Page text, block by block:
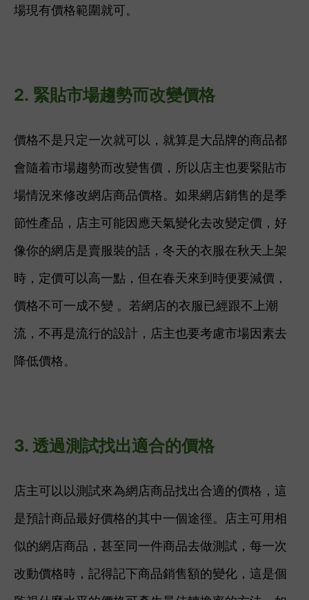
場現有價格範圍就可。
2. 緊貼市場趨勢而改變價格
價格不是只定一次就可以，就算是大品牌的商品都
會隨着市場趨勢而改變售價，所以店主也要緊貼市
場情況來修改網店商品價格。 如果網店銷售的是季
節性產品，店主可能因應天氣變化去改變定價，好
像你的網店是賣服裝的話，冬天的衣服在秋天上架
時，定價可以高一點，但在春天來到時便要減價，
價格不可一成不變 。若網店的衣服已經跟不上潮
流，不再是流行的設計，店主也要考慮市場因素去
降低價格。
3. 透過測試找出適合的價格
店主可以以測試來為網店商品找出合適的價格，這
是預計商品最好價格的其中一個途徑。店主可用相
似的網店商品，甚至同一件商品去做測試，每一次
改動價格時，記得記下商品銷售額的變化，這是個